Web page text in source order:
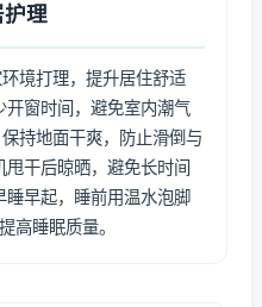
护理
境打理，提升居住舒适
开窗时间，避免室内潮气
持地面干爽，防止滑倒与
干后晾晒，避免长时间
睡早起，睡前用温水泡脚
高睡眠质量。